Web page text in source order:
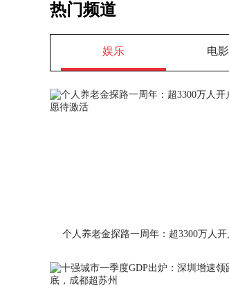
热门频道
娱乐 电影
个人养老金探路一周年：超3300万人